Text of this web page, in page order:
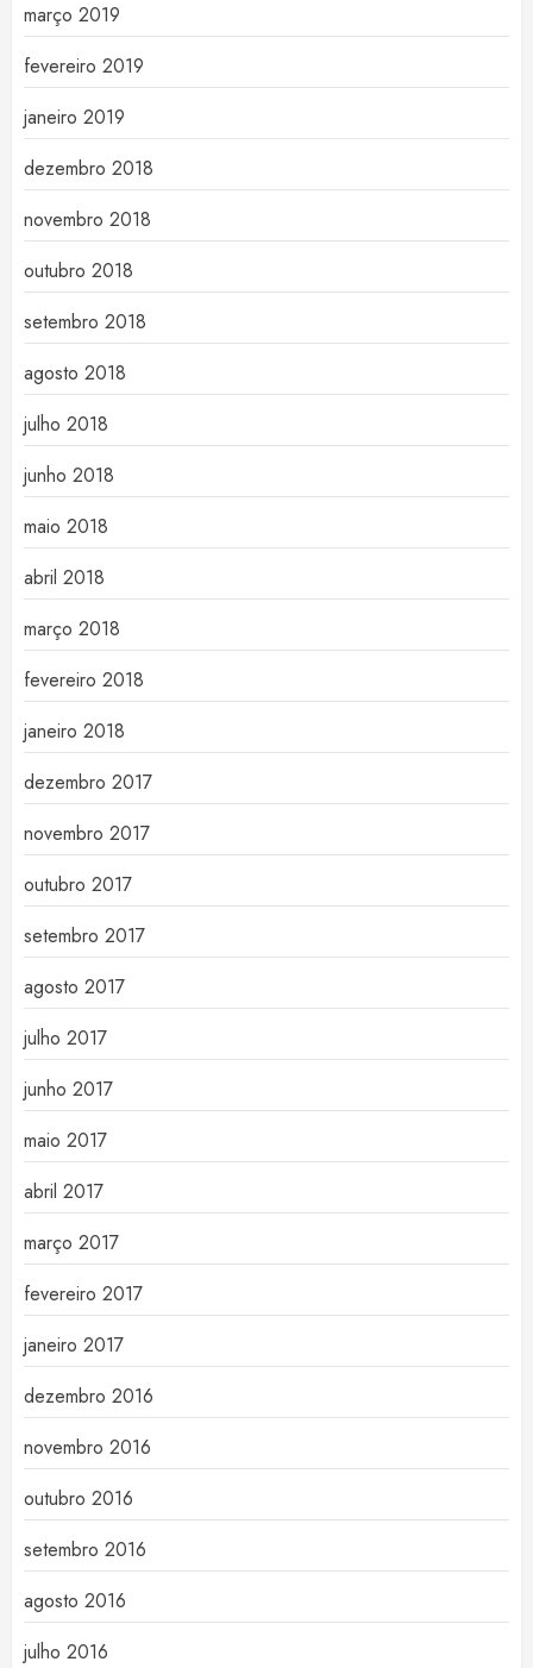
março 2019
fevereiro 2019
janeiro 2019
dezembro 2018
novembro 2018
outubro 2018
setembro 2018
agosto 2018
julho 2018
junho 2018
maio 2018
abril 2018
março 2018
fevereiro 2018
janeiro 2018
dezembro 2017
novembro 2017
outubro 2017
setembro 2017
agosto 2017
julho 2017
junho 2017
maio 2017
abril 2017
março 2017
fevereiro 2017
janeiro 2017
dezembro 2016
novembro 2016
outubro 2016
setembro 2016
agosto 2016
julho 2016